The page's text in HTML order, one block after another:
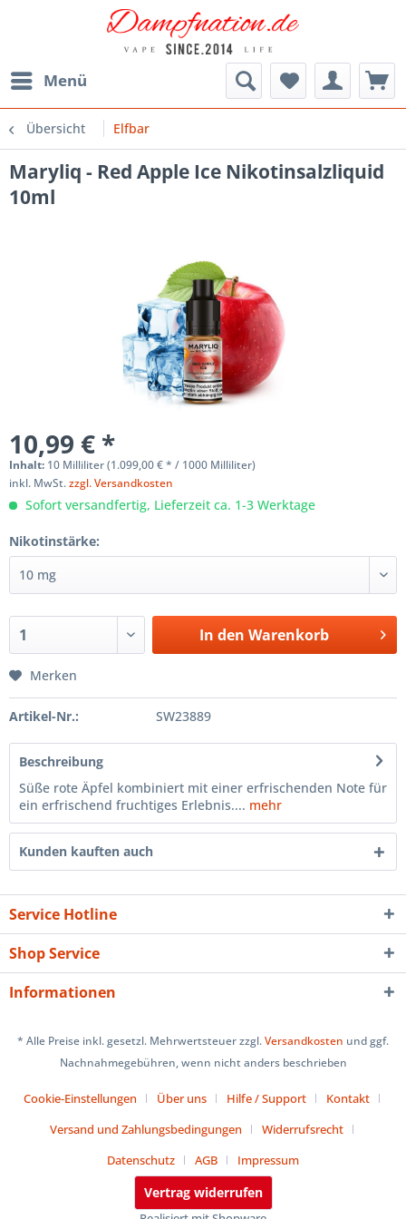
Menü
Übersicht Elfbar
Maryliq - Red Apple Ice Nikotinsalzliquid
10ml
10,99 € *
Inhalt: 10 Milliliter (1.099,00 € * / 1000 Milliliter)
inkl. MwSt.zzgl. Versandkosten
Sofort versandfertig, Lieferzeit ca. 1-3 Werktage
Nikotinstärke:
In den Warenkorb
Merken
Artikel-Nr.: SW23889
Beschreibung
Süße rote Äpfel kombiniert mit einer erfrischenden Note für
ein erfrischend fruchtiges Erlebnis.... mehr
Kunden kauften auch
Service Hotline
Shop Service
Informationen
* Alle Preise inkl. gesetzl. Mehrwertsteuer zzgl.Versandkosten und ggf.
Nachnahmegebühren, wenn nicht anders beschrieben
Cookie-Einstellungen Über uns Hilfe / Support
Kontakt
Versand und Zahlungsbedingungen
Widerrufsrecht
Datenschutz
AGB Impressum
Vertrag widerrufen